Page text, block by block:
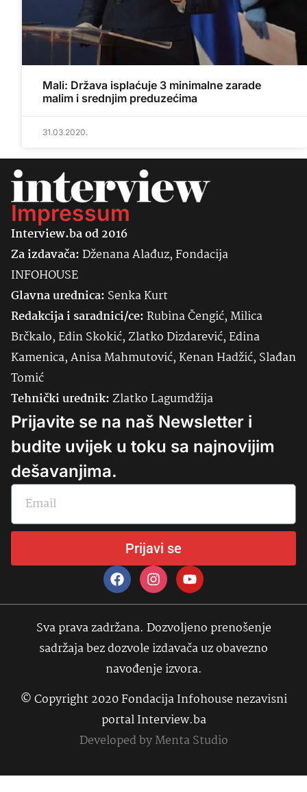
Mali: Država isplaćuje 3 minimalne zarade
malim i srednjim preduzećima
31.03.2020.
Impressum
Interview.ba od 2016
Za izdavača:Dženana Alađuz, Fondacija
INFOHOUSE
Glavna urednica: SenkaKurt
Redakcija i saradnici/ce:Rubina Čengić, Milica
Brčkalo, Edin Skokić, Zlatko Dizdarević, Edina
Kamenica, Anisa Mahmutović, Kenan Hadžić, Slađan
Tomić
Tehnički urednik:Zlatko Lagumdžija
Prijavite se na naš Newsletter i
budite uvijek u toku sa najnovijim
dešavanjima.
Prijavi se
Sva prava zadržana. Dozvoljeno prenošenje
sadržaja bez dozvole izdavača uz obavezno
navođenje izvora.
© Copyright 2020 Fondacija Infohouse nezavisni
portal Interview.ba
Developed byMenta Studio